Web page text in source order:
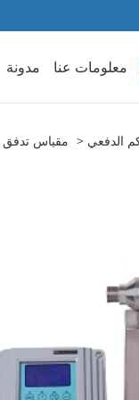
مدونة معلومات عنا
مقياس تدفق الدفعي